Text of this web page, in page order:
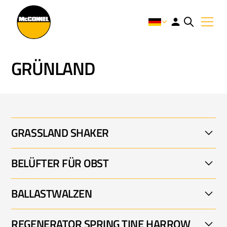
GRÜNLAND
GRASSLAND SHAKER
BELÜFTER FÜR OBST
BALLASTWALZEN